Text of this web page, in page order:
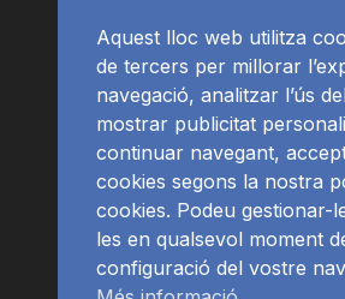
Aquest lloc web utilitza
de tercers per millorar
navegació, analitzar l’ús
mostrar publicitat
continuar navegant,
cookies segons la nostra
cookies. Podeu gestionar-
les en qualsevol moment
configuració del vostre